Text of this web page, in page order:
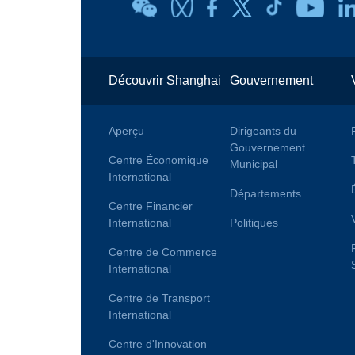
Découvrir Shanghai
Aperçu
Centre Économique
International
Centre Financier
International
Centre de Commerce
International
Centre de Transport
International
Centre d'Innovation
Gouvernement
Dirigeants du
Gouvernement
Municipal
Départements
Politiques